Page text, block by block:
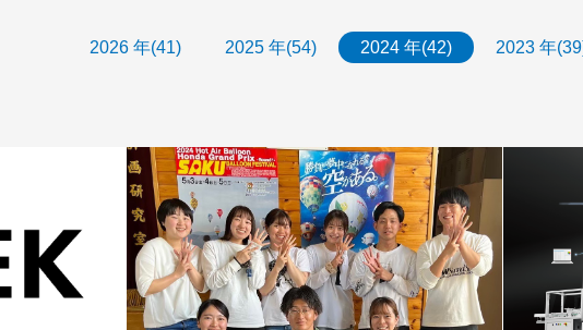
2026 年(41) 2025 年(54) 2024 年(42) 2023 年